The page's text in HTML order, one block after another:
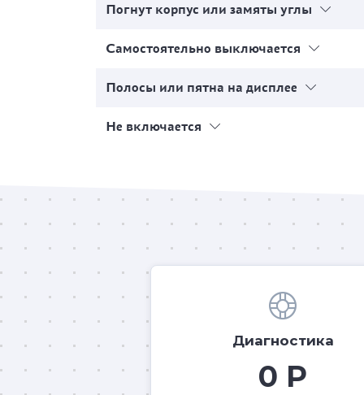
Погнут корпус или замяты углы
Самостоятельно выключается
Полосы или пятна на дисплее
Не включается
Диагностика
0 Р